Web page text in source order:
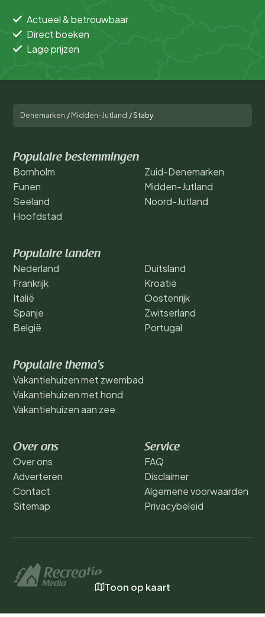
Toon op kaart
Actueel & betrouwbaar
Direct boeken
Lage prijzen
Denemarken / Midden-Jutland /Staby
Populaire bestemmingen
Bornholm
Funen
Seeland
Hoofdstad
Zuid-Denemarken
Midden-Jutland
Noord-Jutland
Populaire landen
Nederland
Frankrijk
Italië
Spanje
België
Duitsland
Kroatië
Oostenrijk
Zwitserland
Portugal
Populaire thema's
Vakantiehuizen met zwembad
Vakantiehuizen met hond
Vakantiehuizen aan zee
Over ons
Over ons
Adverteren
Contact
Sitemap
Service
FAQ
Disclaimer
Algemene voorwaarden
Privacybeleid